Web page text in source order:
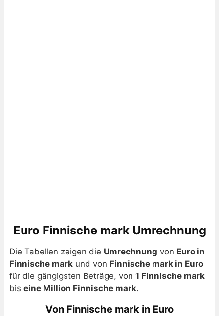
Euro Finnische mark Umrechnung
Die Tabellen zeigen die Umrechnung von Euro in
Finnische markund von Finnische mark in Euro
für die gängigsten Beträge, von 1 Finnische mark
bis eine Million Finnische mark.
Von Finnische mark in Euro